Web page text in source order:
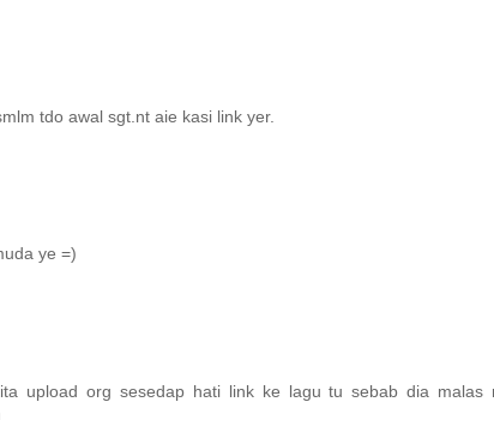
tdo awal sgt.nt aie kasi link yer.
ye =)
upload org sesedap hati link ke lagu tu sebab dia malas